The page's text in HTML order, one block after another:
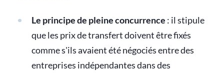
Le principe de pleine concurrence : il stipule
que les prix de transfert doivent être fixés
comme s'ils avaient été négociés entre des
entreprises indépendantes dans des